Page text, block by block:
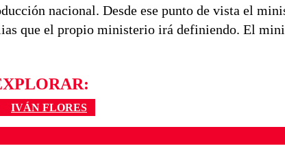
nacional. Desde ese punto de vista el
que el propio ministerio irá definiendo. El
IVÁN FLORES